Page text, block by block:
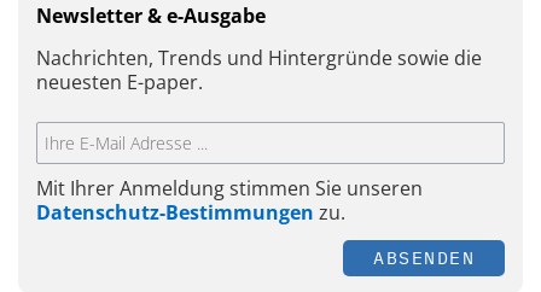
Newsletter & e-Ausgabe
Nachrichten, Trends und Hintergründe sowie die
neuesten E-paper.
Mit Ihrer Anmeldung stimmen Sie unseren
Datenschutz-Bestimmungen zu.
ABSENDEN